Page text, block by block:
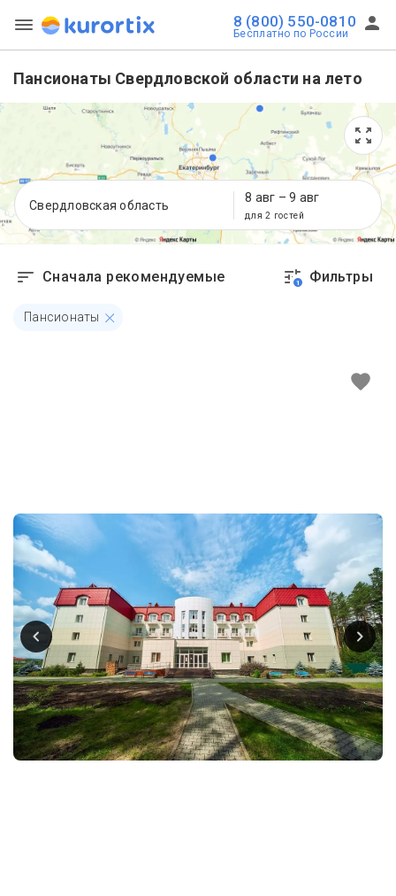
8 (800) 550-0810
Бесплатно по России
Пансионаты Свердловской области на лето
Свердловская область
8 авг – 9 авг
для 2 гостей
Сначала рекомендуемые 1 Фильтры
Пансионаты